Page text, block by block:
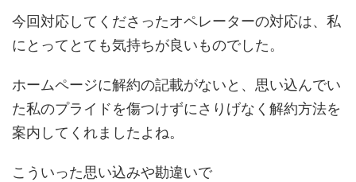
今回対応してくださったオペレーターの対応は、私
にとってとても気持ちが良いものでした。
ホームページに解約の記載がないと、思い込んでい
た私のプライドを傷つけずにさりげなく解約方法を
案内してくれましたよね。
こういった思い込みや勘違いで